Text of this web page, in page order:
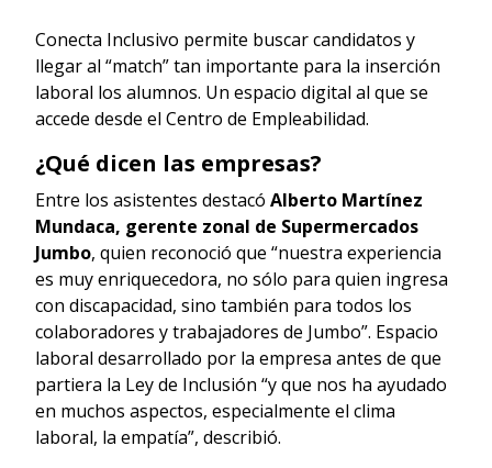
Conecta Inclusivo permite buscar candidatos y
llegar al “match” tan importante para la inserción
laboral los alumnos. Un espacio digital al que se
accede desde el Centro de Empleabilidad.
¿Qué dicen las empresas?
Entre los asistentes destacó Alberto Martínez
Mundaca, gerente zonal de Supermercados
Jumbo, quien reconoció que “nuestra experiencia
es muy enriquecedora, no sólo para quien ingresa
con discapacidad, sino también para todos los
colaboradores y trabajadores de Jumbo”. Espacio
laboral desarrollado por la empresa antes de que
partiera la Ley de Inclusión “y que nos ha ayudado
en muchos aspectos, especialmente el clima
laboral, la empatía”, describió.